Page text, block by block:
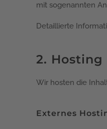
mit sogenannten
Detaillierte
2. Hosting
Wir hosten die
Externes